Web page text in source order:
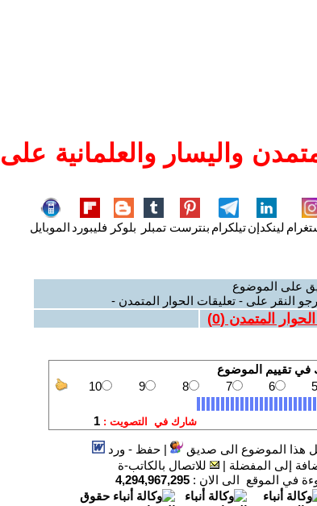
واليسار والعلمانية على
لينكدإنتيلكرام بنترست تمبلر بلوكر فليبورد الموبايل
على الموضوع
النقر على - تعليقات الحوار المتمدن -
المتمدن (0
)
هذا الموضوع الى صديق |حفظ - ورد
إلى المفضلة |
للاتصال بالكاتب-ة
في الموقع الى الان : 4,294,967,295